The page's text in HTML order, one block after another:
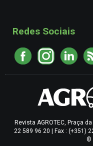
Redes Sociais
Revista AGROTEC, Praça
22 589 96 20 | Fax : (+351)
©